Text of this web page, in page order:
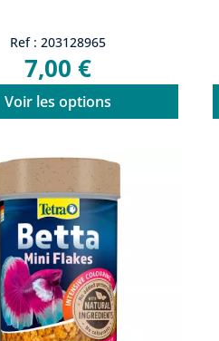
Ref : 203128965
7,00 €
Voir les options